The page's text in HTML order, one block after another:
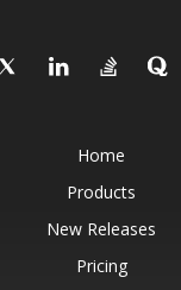
Home
Products
New Releases
Pricing